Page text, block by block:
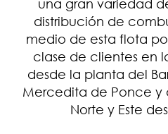
una gran variedad
distribución de
medio de esta flota
clase de clientes en
desde la planta del
Mercedita de Ponce y
Norte y Este